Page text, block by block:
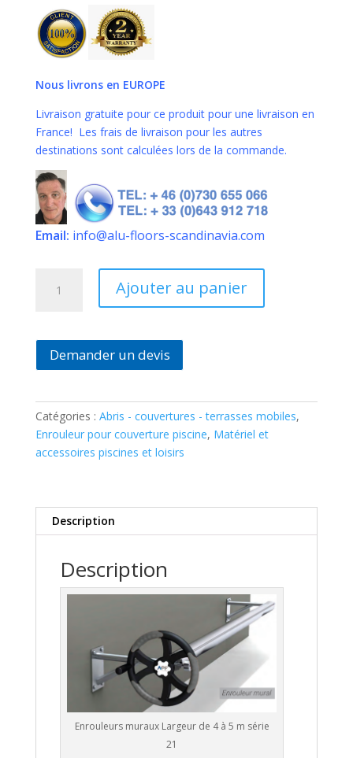
Nous livrons en EUROPE
Livraison gratuite pour ce produit pour une livraison en
France! Les frais de livraison pour les autres
destinations sont calculées lors de la commande.
Email: info@alu-floors-scandinavia.com
Largeur
de
à
6
m
série
Ajouter au panier
Demander un devis
Catégories : Abris - couvertures - terrasses mobiles,
Enrouleur pour couverture piscine, Matériel et
accessoires piscines et loisirs
Description
Description
Enrouleurs muraux Largeur de 4 à 5 m série
21